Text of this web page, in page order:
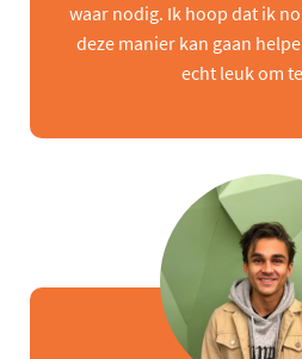
waar nodig. Ik hoop dat ik
deze manier kan gaan
echt leuk om